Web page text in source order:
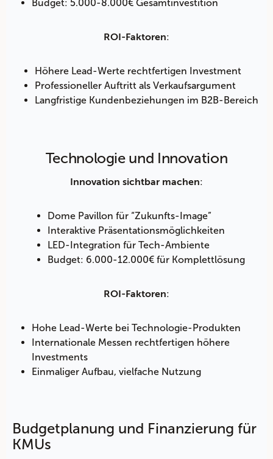
Budget: 5.000-8.000€ Gesamtinvestition
ROI-Faktoren:
Höhere Lead-Werte rechtfertigen Investment
Professioneller Auftritt als Verkaufsargument
Langfristige Kundenbeziehungen im B2B-Bereich
Technologie und Innovation
Innovation sichtbar machen:
Dome Pavillon für “Zukunfts-Image”
Interaktive Präsentationsmöglichkeiten
LED-Integration für Tech-Ambiente
Budget: 6.000-12.000€ für Komplettlösung
ROI-Faktoren:
Hohe Lead-Werte bei Technologie-Produkten
Internationale Messen rechtfertigen höhere
Investments
Einmaliger Aufbau, vielfache Nutzung
Budgetplanung und Finanzierung für
KMUs